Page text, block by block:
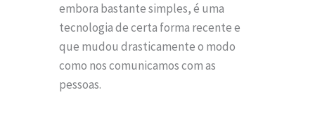
embora bastante simples, é uma
tecnologia de certa forma recente e
que mudou drasticamente o modo
como nos comunicamos com as
pessoas.